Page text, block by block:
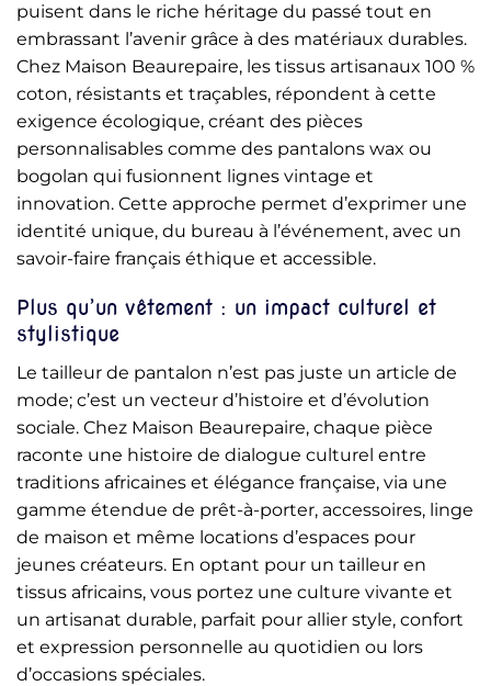
puisent dans le riche héritage du passé tout en
embrassant l’avenir grâce à des matériaux durables.
Chez Maison Beaurepaire, les tissus artisanaux 100 %
coton, résistants et traçables, répondent à cette
exigence écologique, créant des pièces
personnalisables comme des pantalons wax ou
bogolan qui fusionnent lignes vintage et
innovation. Cette approche permet d’exprimer une
identité unique, du bureau à l’événement, avec un
savoir-faire français éthique et accessible.
Plus qu’un vêtement : un impact culturel et
stylistique
Le tailleur de pantalon n’est pas juste un article de
mode; c’est un vecteur d’histoire et d’évolution
sociale. Chez Maison Beaurepaire, chaque pièce
raconte une histoire de dialogue culturel entre
traditions africaines et élégance française, via une
gamme étendue de prêt-à-porter, accessoires, linge
de maison et même locations d’espaces pour
jeunes créateurs. En optant pour un tailleur en
tissus africains, vous portez une culture vivante et
un artisanat durable, parfait pour allier style, confort
et expression personnelle au quotidien ou lors
d’occasions spéciales.